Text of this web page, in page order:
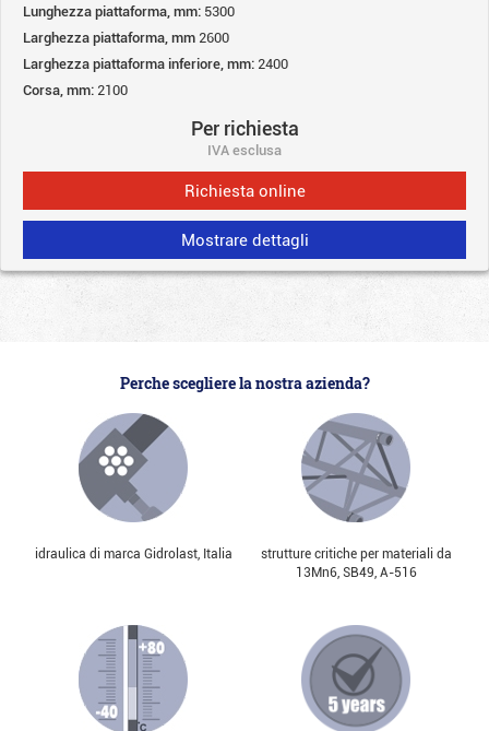
Lunghezza piattaforma, mm: 5300
Larghezza piattaforma, mm 2600
Larghezza piattaforma inferiore, mm: 2400
Corsa, mm: 2100
Per richiesta
IVA esclusa
Richiesta online
Mostrare dettagli
Perche scegliere la nostra azienda?
idraulica di marca Gidrolast, Italia
strutture critiche per materiali da
13Mn6, SB49, А-516